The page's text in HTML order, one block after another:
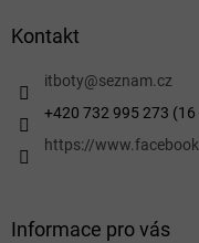
Kontakt
itboty@seznam.cz
+420 732 995 273 (16
https://
Informace pro vás